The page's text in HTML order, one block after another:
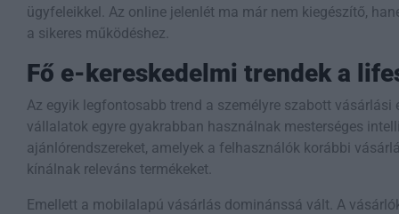
ügyfeleikkel. Az online jelenlét ma már nem kiegészítő,
a sikeres működéshez.
Fő e-kereskedelmi trendek a
Az egyik legfontosabb trend a személyre szabott vásárlási
vállalatok egyre gyakrabban használnak mesterséges
ajánlórendszereket, amelyek a felhasználók korábbi
kínálnak releváns termékeket.
Emellett a mobilalapú vásárlás dominánssá vált. A